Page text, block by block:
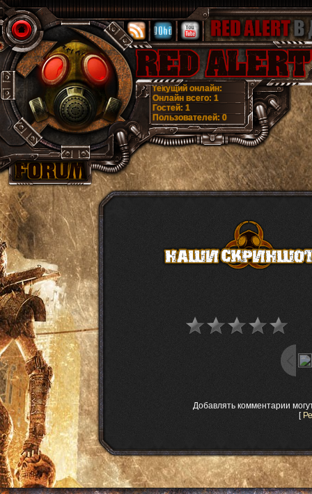
Онлайн всего: 1
Гостей: 1
Пользователей: 0
текущий онлайн:
Добавлять комментарии
[